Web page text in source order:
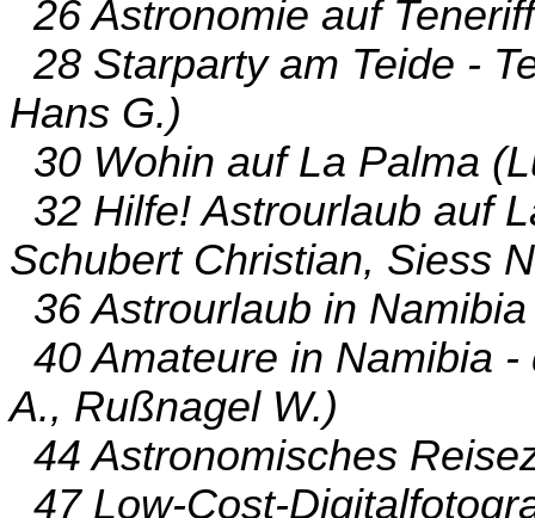
26 Astronomie auf
28 Starparty am Teide -
Hans G.)
30 Wohin auf La Palma
32 Hilfe! Astrourlaub auf
Schubert Christian, Siess
36 Astrourlaub in
40 Amateure in Namibia
A., Rußnagel W.)
44 Astronomisches
47 Low-Cost-